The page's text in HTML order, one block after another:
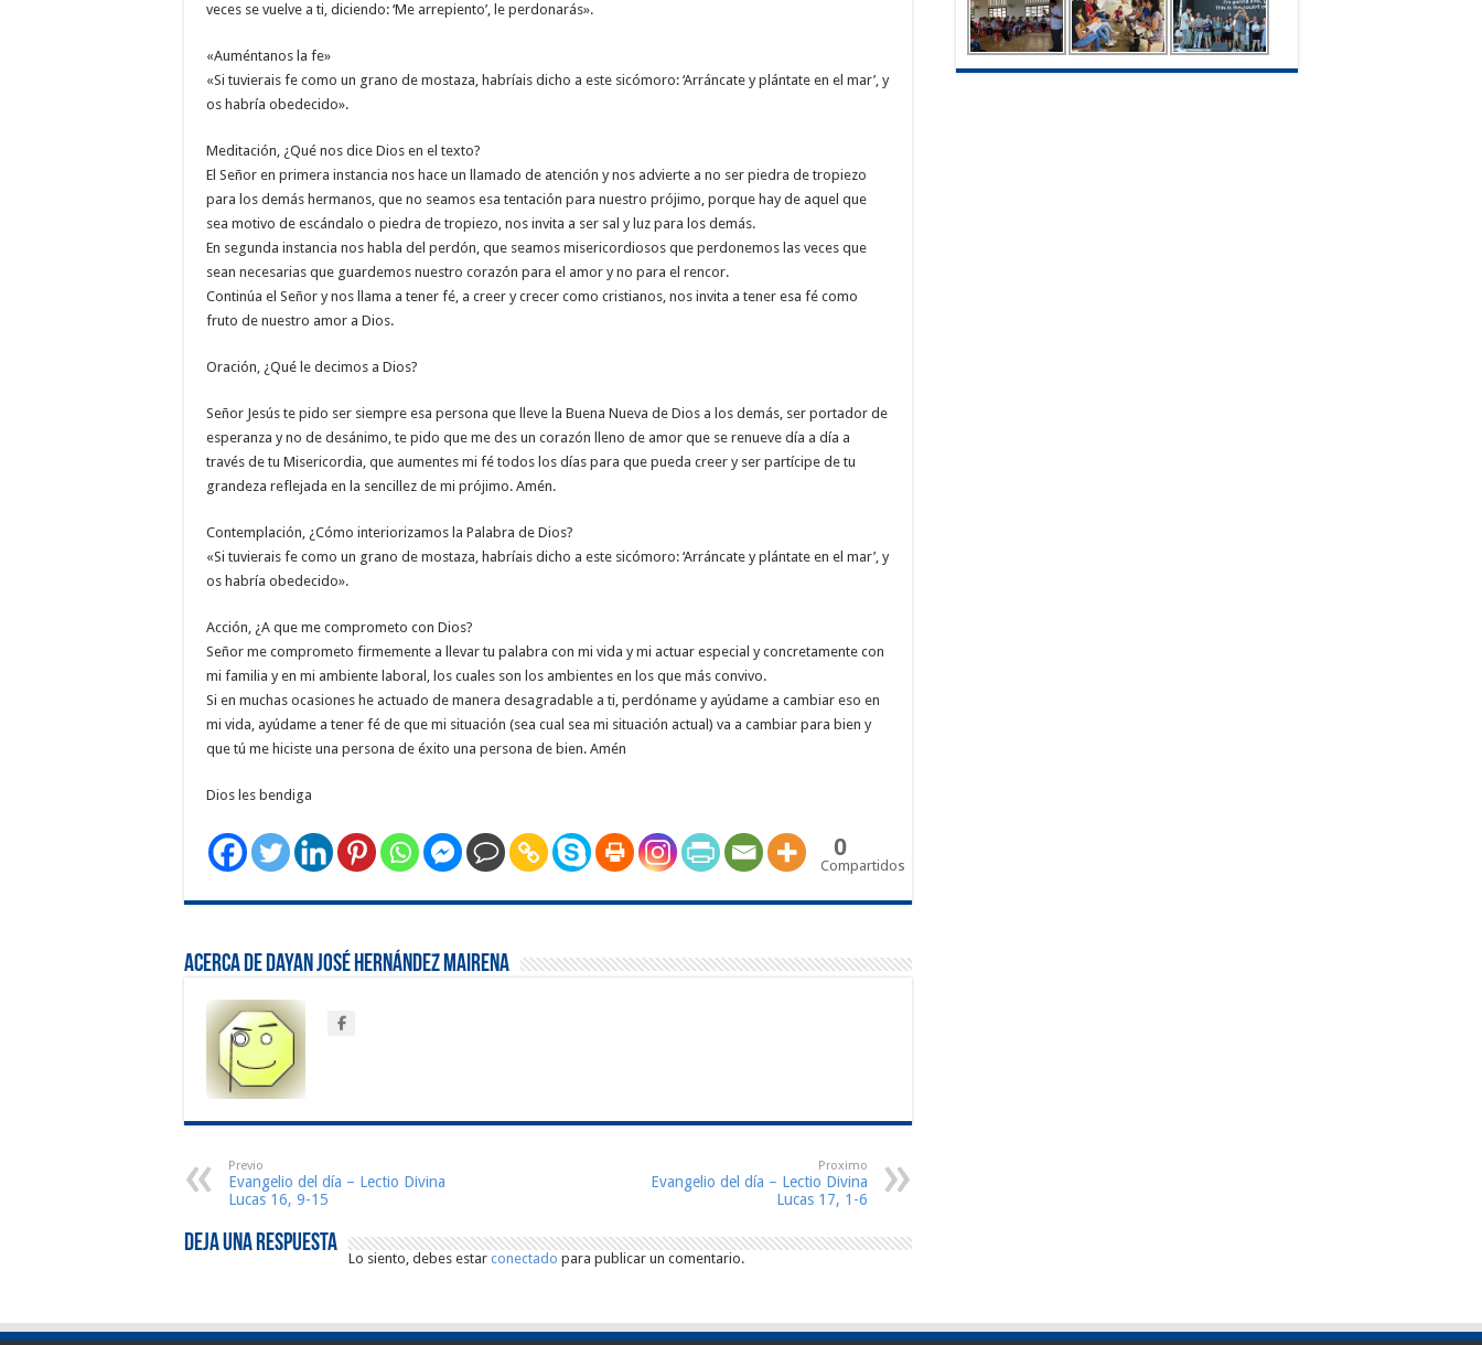
veces se vuelve a ti, diciendo: ‘Me arrepiento’, le perdonarás».
«Auméntanos la fe»
«Si tuvierais fe como un grano de mostaza, habríais dicho a este sicómoro: ‘Arráncate y plántate en el mar’, y
os habría obedecido».
Meditación, ¿Qué nos dice Dios en el texto?
El Señor en primera instancia nos hace un llamado de atención y nos advierte a no ser piedra de tropiezo
para los demás hermanos, que no seamos esa tentación para nuestro prójimo, porque hay de aquel que
sea motivo de escándalo o piedra de tropiezo, nos invita a ser sal y luz para los demás.
En segunda instancia nos habla del perdón, que seamos misericordiosos que perdonemos las veces que
sean necesarias que guardemos nuestro corazón para el amor y no para el rencor.
Continúa el Señor y nos llama a tener fé, a creer y crecer como cristianos, nos invita a tener esa fé como
fruto de nuestro amor a Dios.
Oración, ¿Qué le decimos a Dios?
Señor Jesús te pido ser siempre esa persona que lleve la Buena Nueva de Dios a los demás, ser portador de
esperanza y no de desánimo, te pido que me des un corazón lleno de amor que se renueve día a día a
través de tu Misericordia, que aumentes mi fé todos los días para que pueda creer y ser partícipe de tu
grandeza reflejada en la sencillez de mi prójimo. Amén.
Contemplación, ¿Cómo interiorizamos la Palabra de Dios?
«Si tuvierais fe como un grano de mostaza, habríais dicho a este sicómoro: ‘Arráncate y plántate en el mar’, y
os habría obedecido».
Acción, ¿A que me comprometo con Dios?
Señor me comprometo firmemente a llevar tu palabra con mi vida y mi actuar especial y concretamente con
mi familia y en mi ambiente laboral, los cuales son los ambientes en los que más convivo.
Si en muchas ocasiones he actuado de manera desagradable a ti, perdóname y ayúdame a cambiar eso en
mi vida, ayúdame a tener fé de que mi situación (sea cual sea mi situación actual) va a cambiar para bien y
que tú me hiciste una persona de éxito una persona de bien. Amén
Dios les bendiga
0
Compartidos
Acerca de Dayan José Hernández Mairena
Previo
Evangelio del día – Lectio Divina
Lucas 16, 9-15
Proximo
Evangelio del día – Lectio Divina
Lucas 17, 1-6
Deja una respuesta
Lo siento, debes estar conectado para publicar un comentario.